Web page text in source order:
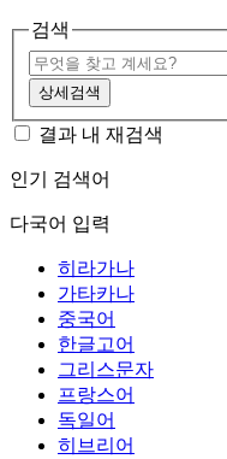
검색
상세검색
결과 내 재검색
인기 검색어
다국어 입력
히라가나
가타카나
중국어
한글고어
그리스문자
프랑스어
독일어
히브리어